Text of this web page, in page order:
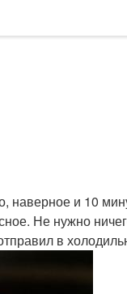
наверное и 10
Не нужно
в